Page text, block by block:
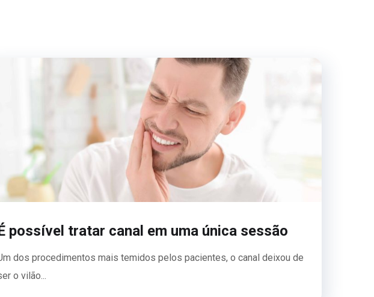
possível tratar canal em uma única sessão
dos procedimentos mais temidos pelos pacientes, o canal deixou de
o vilão...